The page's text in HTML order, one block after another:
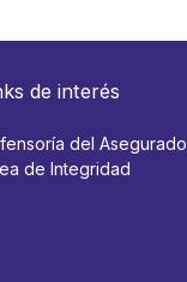
de interés
del Asegurado
de Integridad